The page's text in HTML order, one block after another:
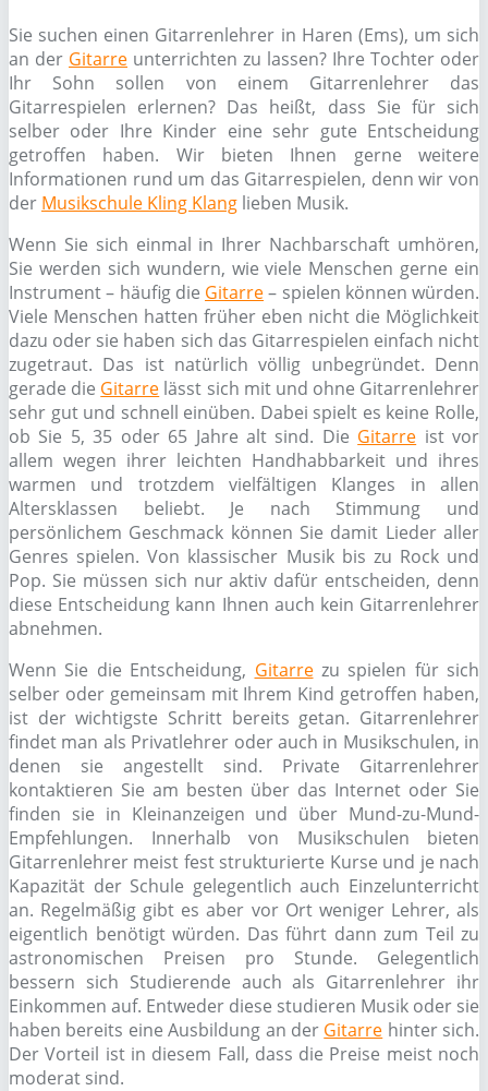
Sie suchen einen Gitarrenlehrer in Haren (Ems), um sich
an der Gitarre unterrichten zu lassen? Ihre Tochter oder
Ihr Sohn sollen von einem Gitarrenlehrer das
Gitarrespielen erlernen? Das heißt, dass Sie für sich
selber oder Ihre Kinder eine sehr gute Entscheidung
getroffen haben. Wir bieten Ihnen gerne weitere
Informationen rund um das Gitarrespielen, denn wir von
der Musikschule Kling Klang lieben Musik.
Wenn Sie sich einmal in Ihrer Nachbarschaft umhören,
Sie werden sich wundern, wie viele Menschen gerne ein
Instrument – häufig die Gitarre– spielen können würden.
Viele Menschen hatten früher eben nicht die Möglichkeit
dazu oder sie haben sich das Gitarrespielen einfach nicht
zugetraut. Das ist natürlich völlig unbegründet. Denn
gerade die Gitarre lässt sich mit und ohne Gitarrenlehrer
sehr gut und schnell einüben. Dabei spielt es keine Rolle,
ob Sie 5, 35 oder 65 Jahre alt sind. Die Gitarre ist vor
allem wegen ihrer leichten Handhabbarkeit und ihres
warmen und trotzdem vielfältigen Klanges in allen
Altersklassen beliebt. Je nach Stimmung und
persönlichem Geschmack können Sie damit Lieder aller
Genres spielen. Von klassischer Musik bis zu Rock und
Pop. Sie müssen sich nur aktiv dafür entscheiden, denn
diese Entscheidung kann Ihnen auch kein Gitarrenlehrer
abnehmen.
Wenn Sie die Entscheidung, Gitarrezu spielen für sich
selber oder gemeinsam mit Ihrem Kind getroffen haben,
ist der wichtigste Schritt bereits getan. Gitarrenlehrer
findet man als Privatlehrer oder auch in Musikschulen, in
denen sie angestellt sind. Private Gitarrenlehrer
kontaktieren Sie am besten über das Internet oder Sie
finden sie in Kleinanzeigen und über Mund-zu-Mund-
Empfehlungen. Innerhalb von Musikschulen bieten
Gitarrenlehrer meist fest strukturierte Kurse und je nach
Kapazität der Schule gelegentlich auch Einzelunterricht
an. Regelmäßig gibt es aber vor Ort weniger Lehrer, als
eigentlich benötigt würden. Das führt dann zum Teil zu
astronomischen Preisen pro Stunde. Gelegentlich
bessern sich Studierende auch als Gitarrenlehrer ihr
Einkommen auf. Entweder diese studieren Musik oder sie
haben bereits eine Ausbildung an der Gitarre hinter sich.
Der Vorteil ist in diesem Fall, dass die Preise meist noch
moderat sind.